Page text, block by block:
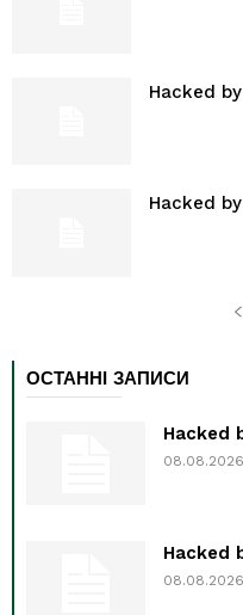
Hacked
Hacked
ОСТАННІ ЗАПИСИ
Hacked
08.08.2026
Hacked
08.08.2026